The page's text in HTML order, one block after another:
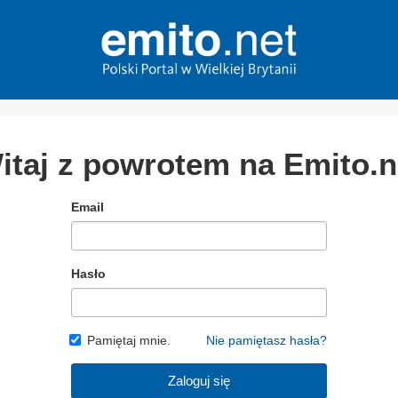
z powrotem na
Email
Hasło
Pamiętaj mnie. Nie pamiętasz hasła?
Zaloguj się